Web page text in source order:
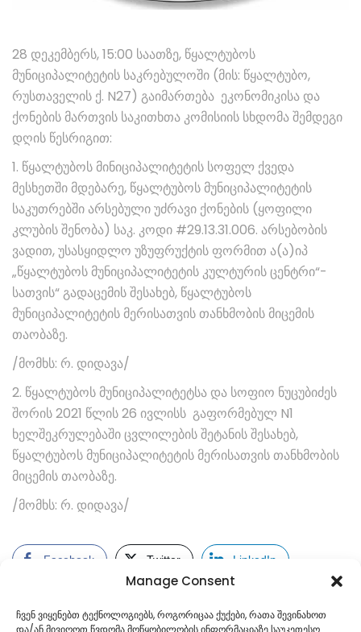
Manage Consent
ჩვენ ვიყენებთ ტექნოლოგიებს, როგორიცაა ქუქები, რათა შევინახოთ
და/ან მივიღოთ წვდომა მოწყობილობის ინფორმაციაზე საუკეთესო
28 დეკემბერს, 15:00 საათზე, წყალტუბოს
მუნიციპალიტეტის საკრებულოში (მის: წყალტუბო,
რუსთაველის ქ. N27) გაიმართება ეკონომიკისა და
ქონების მართვის საკითხთა კომისიის სხდომა შემდეგი
დღის წესრიგით:
1. წყალტუბოს მინიციპალიტეტის სოფელ ქვედა
მესხეთში მდებარე, წყალტუბოს მუნიციპალიტეტის
საკუთრებში არსებული უძრავი ქონების (ყოფილი
კლუბის შენობა) საკ. კოდი #29.13.31.006. არსებობის
ვადით, უსასყიდლო უზუფრუქტის ფორმით ა(ა)იპ
„წყალტუბოს მუნიციპალიტეტის კულტურის ცენტრი“-
სათვის“ გადაცემის შესახებ, წყალტუბოს
მუნიციპალიტეტის მერისათვის თანხმობის მიცემის
თაობაზე.
/მომხს: რ. დიდავა/
2. წყალტუბოს მუნიციპალიტეტსა და სოფიო ნუცუბიძეს
შორის 2021 წლის 26 ივლისს გაფორმებულ N1
ხელშეკრულებაში ცვლილების შეტანის შესახებ,
წყალტუბოს მუნიციპალიტეტის მერისათვის თანხმობის
მიცემის თაობაზე.
/მომხს: რ. დიდავა/
Facebook Twitter LinkedIn